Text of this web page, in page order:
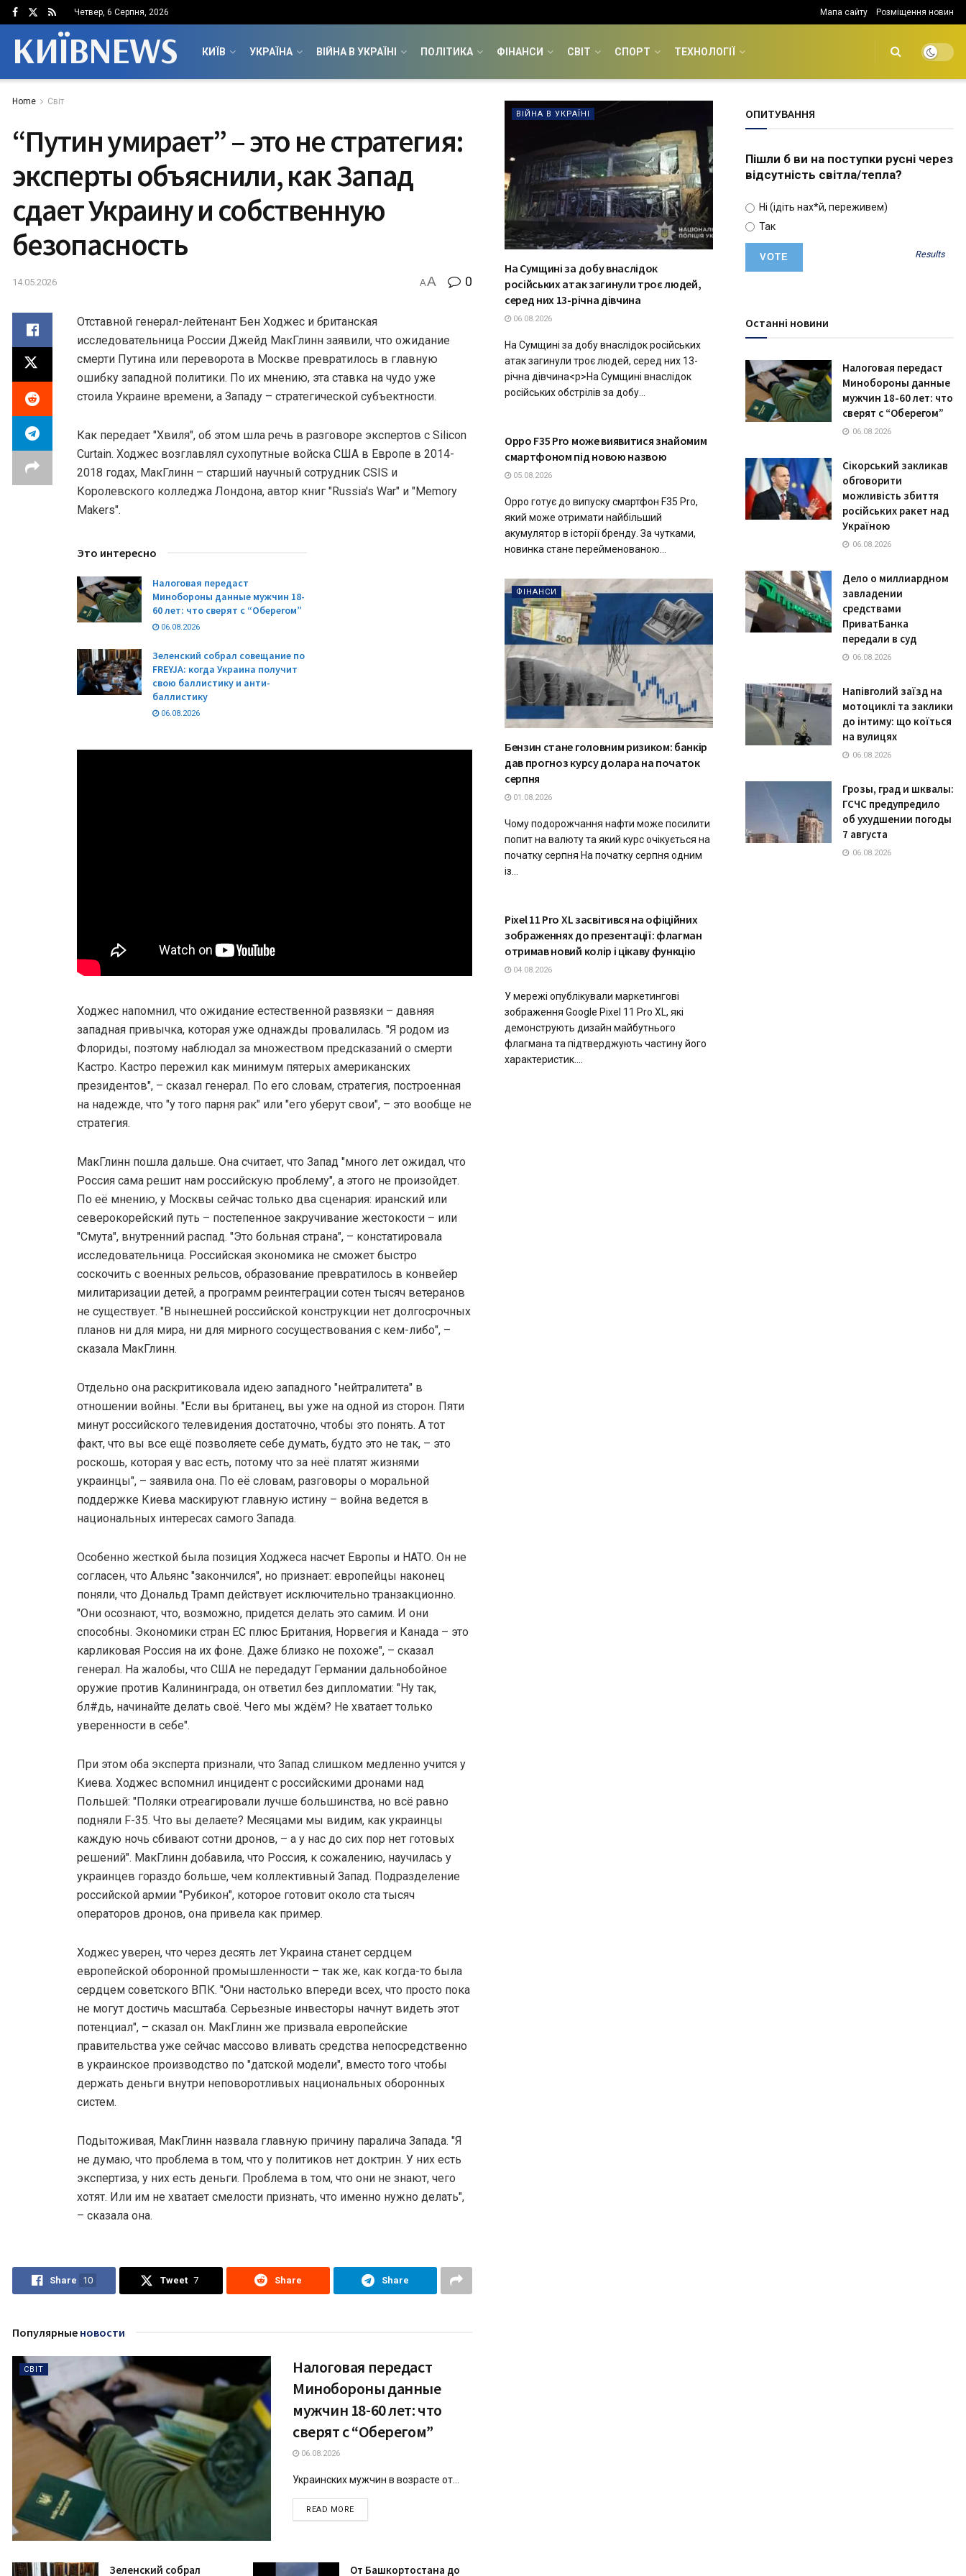
Четвер, 6 Серпня, 2026 Мапа сайту Розміщення новин
КИЇВNEWS КИЇВ УКРАЇНА ВІЙНА В УКРАЇНІ ПОЛІТИКА ФІНАНСИ СВІТ СПОРТ ТЕХНОЛОГІЇ
Home Світ
“Путин умирает” – это не стратегия:
эксперты объяснили, как Запад
сдает Украину и собственную
безопасность
14.05.2026 AA 0
Отставной генерал-лейтенант Бен Ходжес и британская
исследовательница России Джейд МакГлинн заявили, что ожидание
смерти Путина или переворота в Москве превратилось в главную
ошибку западной политики. По их мнению, эта ставка на чудо уже
стоила Украине времени, а Западу – стратегической субъектности.
Как передает "Хвиля", об этом шла речь в разговоре экспертов с Silicon
Curtain. Ходжес возглавлял сухопутные войска США в Европе в 2014-
2018 годах, МакГлинн – старший научный сотрудник CSIS и
Королевского колледжа Лондона, автор книг "Russia's War" и "Memory
Makers".
Это интересно
Налоговая передаст
Минобороны данные мужчин 18-
60 лет: что сверят с “Оберегом”
06.08.2026
Зеленский собрал совещание по
FREYJA: когда Украина получит
свою баллистику и анти-
баллистику
06.08.2026
Ходжес напомнил, что ожидание естественной развязки – давняя
западная привычка, которая уже однажды провалилась. "Я родом из
Флориды, поэтому наблюдал за множеством предсказаний о смерти
Кастро. Кастро пережил как минимум пятерых американских
президентов", – сказал генерал. По его словам, стратегия, построенная
на надежде, что "у того парня рак" или "его уберут свои", – это вообще не
стратегия.
МакГлинн пошла дальше. Она считает, что Запад "много лет ожидал, что
Россия сама решит нам российскую проблему", а этого не произойдет.
По её мнению, у Москвы сейчас только два сценария: иранский или
северокорейский путь – постепенное закручивание жестокости – или
"Смута", внутренний распад. "Это больная страна", – констатировала
исследовательница. Российская экономика не сможет быстро
соскочить с военных рельсов, образование превратилось в конвейер
милитаризации детей, а программ реинтеграции сотен тысяч ветеранов
не существует. "В нынешней российской конструкции нет долгосрочных
планов ни для мира, ни для мирного сосуществования с кем-либо", –
сказала МакГлинн.
Отдельно она раскритиковала идею западного "нейтралитета" в
отношении войны. "Если вы британец, вы уже на одной из сторон. Пяти
минут российского телевидения достаточно, чтобы это понять. А тот
факт, что вы все ещё позволяете себе думать, будто это не так, – это
роскошь, которая у вас есть, потому что за неё платят жизнями
украинцы", – заявила она. По её словам, разговоры о моральной
поддержке Киева маскируют главную истину – война ведется в
национальных интересах самого Запада.
Особенно жесткой была позиция Ходжеса насчет Европы и НАТО. Он не
согласен, что Альянс "закончился", но признает: европейцы наконец
поняли, что Дональд Трамп действует исключительно транзакционно.
"Они осознают, что, возможно, придется делать это самим. И они
способны. Экономики стран ЕС плюс Британия, Норвегия и Канада – это
карликовая Россия на их фоне. Даже близко не похоже", – сказал
генерал. На жалобы, что США не передадут Германии дальнобойное
оружие против Калининграда, он ответил без дипломатии: "Ну так,
бл#дь, начинайте делать своё. Чего мы ждём? Не хватает только
уверенности в себе".
При этом оба эксперта признали, что Запад слишком медленно учится у
Киева. Ходжес вспомнил инцидент с российскими дронами над
Польшей: "Поляки отреагировали лучше большинства, но всё равно
подняли F-35. Что вы делаете? Месяцами мы видим, как украинцы
каждую ночь сбивают сотни дронов, – а у нас до сих пор нет готовых
решений". МакГлинн добавила, что Россия, к сожалению, научилась у
украинцев гораздо больше, чем коллективный Запад. Подразделение
российской армии "Рубикон", которое готовит около ста тысяч
операторов дронов, она привела как пример.
Ходжес уверен, что через десять лет Украина станет сердцем
европейской оборонной промышленности – так же, как когда-то была
сердцем советского ВПК. "Они настолько впереди всех, что просто пока
не могут достичь масштаба. Серьезные инвесторы начнут видеть этот
потенциал", – сказал он. МакГлинн же призвала европейские
правительства уже сейчас массово вливать средства непосредственно
в украинское производство по "датской модели", вместо того чтобы
держать деньги внутри неповоротливых национальных оборонных
систем.
Подытоживая, МакГлинн назвала главную причину паралича Запада. "Я
не думаю, что проблема в том, что у политиков нет доктрин. У них есть
экспертиза, у них есть деньги. Проблема в том, что они не знают, чего
хотят. Или им не хватает смелости признать, что именно нужно делать",
– сказала она.
Share 10 Tweet 7 Share Share
Популярные новости
СВІТ
Налоговая передаст
Минобороны данные
мужчин 18-60 лет: что
сверят с “Оберегом”
06.08.2026
Украинских мужчин в возрасте от...
READ MOREDETAILS
Зеленский собрал От Башкортостана до
ВІЙНА В УКРАЇНІ
На Сумщині за добу внаслідок
російських атак загинули троє людей,
серед них 13-річна дівчина
06.08.2026
На Сумщині за добу внаслідок російських
атак загинули троє людей, серед них 13-
річна дівчина<p>На Сумщині внаслідок
російських обстрілів за добу...
Oppo F35 Pro може виявитися знайомим
смартфоном під новою назвою
05.08.2026
Oppo готує до випуску смартфон F35 Pro,
який може отримати найбільший
акумулятор в історії бренду. За чутками,
новинка стане перейменованою...
ФІНАНСИ
Бензин стане головним ризиком: банкір
дав прогноз курсу долара на початок
серпня
01.08.2026
Чому подорожчання нафти може посилити
попит на валюту та який курс очікується на
початку серпня На початку серпня одним
із...
ТЕХНОЛОГІЇ
Pixel 11 Pro XL засвітився на офіційних
зображеннях до презентації: флагман
отримав новий колір і цікаву функцію
04.08.2026
У мережі опублікували маркетингові
зображення Google Pixel 11 Pro XL, які
демонструють дизайн майбутнього
флагмана та підтверджують частину його
характеристик....
ОПИТУВАННЯ
Пішли б ви на поступки русні через
відсутність світла/тепла?
Ні (ідіть нах*й, переживем)
Так
Results
Останні новини
Налоговая передаст
Минобороны данные
мужчин 18-60 лет: что
сверят с “Оберегом”
06.08.2026
Сікорський закликав
обговорити
можливість збиття
російських ракет над
Україною
06.08.2026
Дело о миллиардном
завладении
средствами
ПриватБанка
передали в суд
06.08.2026
Напівголий заїзд на
мотоциклі та заклики
до інтиму: що коїться
на вулицях
06.08.2026
Грозы, град и шквалы:
ГСЧС предупредило
об ухудшении погоды
7 августа
06.08.2026